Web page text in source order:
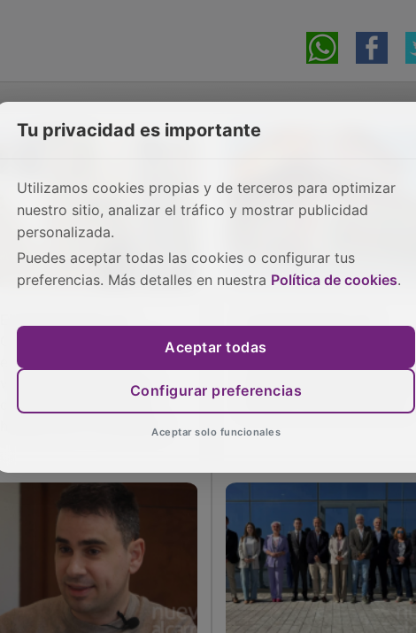
empresa de limpieza
viaria, para que elimine
cuanto antes las malas
hierbas de la vía pública
Cabanillas solicita
formalmente al Sescam la
devolución del edificio del
Tu privacidad es importante
Utilizamos cookies propias y de terceros para optimizar
nuestro sitio, analizar el tráfico y mostrar publicidad
personalizada.
Puedes aceptar todas las cookies o configurar tus
preferencias. Más detalles en nuestra Política de cookies.
Aceptar todas
Configurar preferencias
Aceptar solo funcionales